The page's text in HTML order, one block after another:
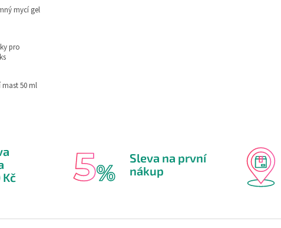
mycí gel
pro
mast 50 ml
Sleva na první
nákup